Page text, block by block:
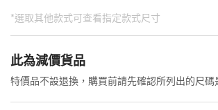
*選取其他款式可查看指定款式尺寸
此為預購品
<預購款>因為韓國東大門8月暑假關係， 預
後才陸續返貨⚠️
此為減價貨品
特價品不設退換，購買前請先確認所列出的尺碼